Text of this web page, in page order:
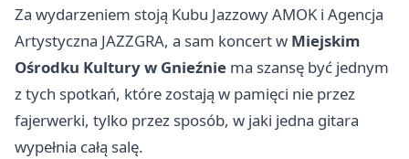
Za wydarzeniem stoją Kubu Jazzowy AMOK i Agencja
Artystyczna JAZZGRA, a sam koncert w Miejskim
Ośrodku Kultury w Gnieźnie ma szansę być jednym
z tych spotkań, które zostają w pamięci nie przez
fajerwerki, tylko przez sposób, w jaki jedna gitara
wypełnia całą salę.